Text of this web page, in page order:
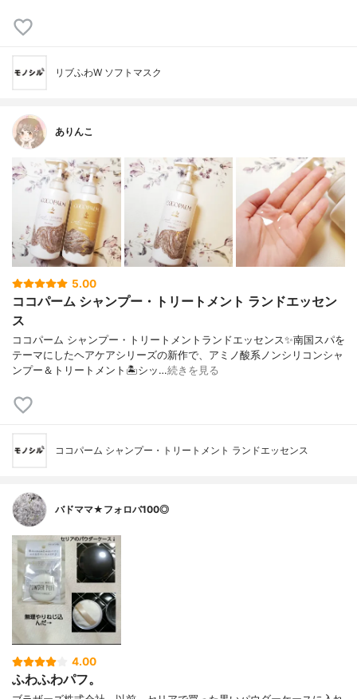
リブふわW ソフトマスク
ありんこ
5.00
ココパーム シャンプー・トリートメント ランドエッセン
ス
ココパーム シャンプー・トリートメントランドエッセンス✨南国スパを
テーマにしたヘアケアシリーズの新作で、アミノ酸系ノンシリコンシャ
ンプー＆トリートメント🏝️シッ…続きを見る
ココパーム シャンプー・トリートメント ランドエッセンス
バドママ★フォロバ100◎
4.00
ふわふわパフ。